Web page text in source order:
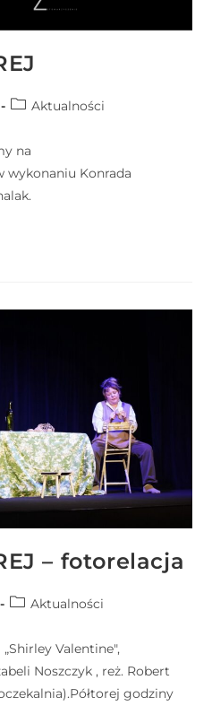
Aktualności
na
wykonaniu Konrada
– fotorelacja
Aktualności
Valentine",
Noszczyk , reż. Robert
godziny